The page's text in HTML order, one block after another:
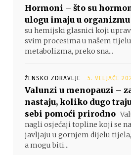
Hormoni – što su
ulogu imaju u organizmu
su hemijski glasnici koji
svim procesima u našem
metabolizma, preko sna...
ŽENSKO ZDRAVLJE 5. VELJAČE
Valunzi u menopauzi –
nastaju, koliko dugo
sebi pomoći prirodno
nagli osjećaji topline koji se
javljaju u gornjem dijelu
a mogu biti...